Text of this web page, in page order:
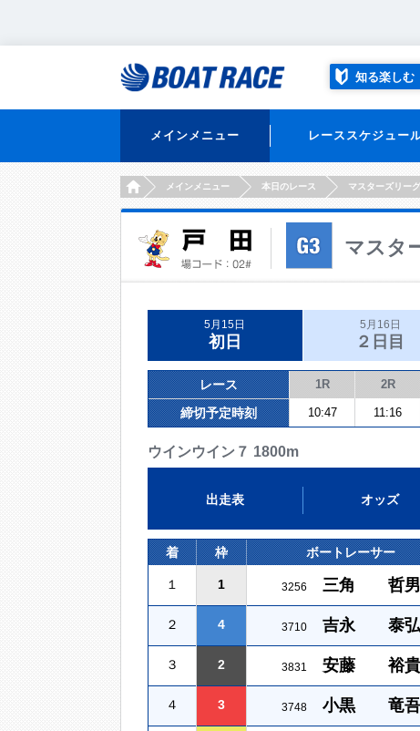
知る楽しむ
メインメニュー レーススケジュー
HOMEメインメニュー 本日のレース マスターズリー
マスタ
5月15日
初日
5月16日
２日目
レース 1R 2R
締切予定時刻 10:47 11:16
ウインウイン７ 1800m
出走表 オッズ
着 枠 ボートレーサー
１ 1 3256 三角 哲男
２ 4 3710 吉永 泰弘
３ 2 3831 安藤 裕貴
４ 3 3748 小黒 竜吾